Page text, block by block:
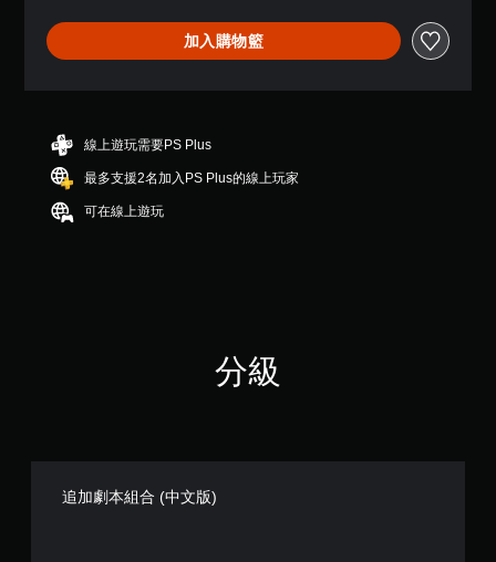
5
7
顆
分
顆
星
）
加入購物籃
線上遊玩需要PS Plus
最多支援2名加入PS Plus的線上玩家
可在線上遊玩
分級
追加劇本組合 (中文版)